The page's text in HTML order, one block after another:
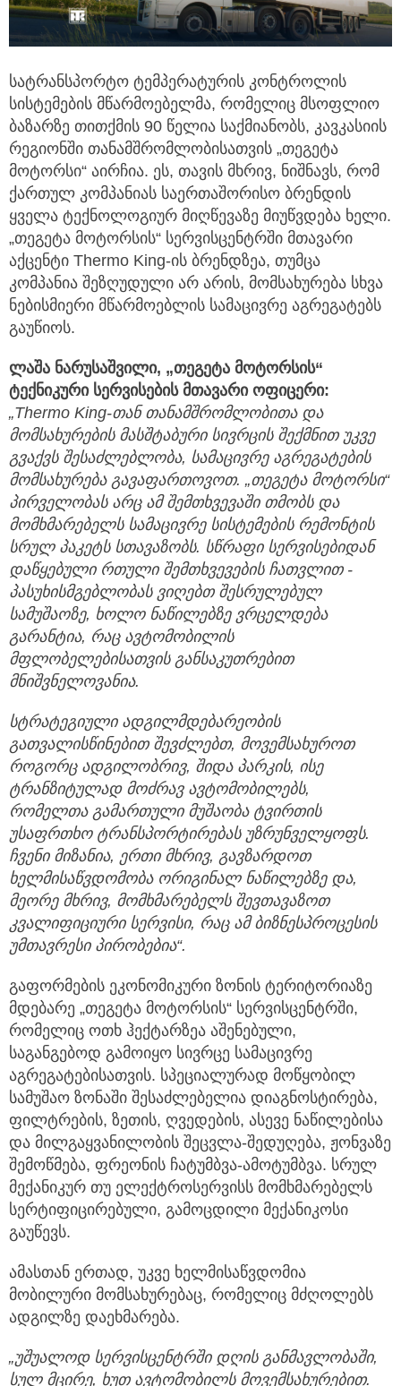
სატრანსპორტო ტემპერატურის კონტროლის
სისტემების მწარმოებელმა, რომელიც მსოფლიო
ბაზარზე თითქმის 90 წელია საქმიანობს, კავკასიის
რეგიონში თანამშრომლობისათვის „თეგეტა
მოტორსი“ აირჩია. ეს, თავის მხრივ, ნიშნავს, რომ
ქართულ კომპანიას საერთაშორისო ბრენდის
ყველა ტექნოლოგიურ მიღწევაზე მიუწვდება ხელი.
„თეგეტა მოტორსის“ სერვისცენტრში მთავარი
აქცენტი Thermo King-ის ბრენდზეა, თუმცა
კომპანია შეზღუდული არ არის, მომსახურება სხვა
ნებისმიერი მწარმოებლის სამაცივრე აგრეგატებს
გაუწიოს.
ლაშა ნარუსაშვილი, „თეგეტა მოტორსის“
ტექნიკური სერვისების მთავარი ოფიცერი:
„Thermo King-თან თანამშრომლობითა და
მომსახურების მასშტაბური სივრცის შექმნით უკვე
გვაქვს შესაძლებლობა, სამაცივრე აგრეგატების
მომსახურება გავაფართოვოთ. „თეგეტა მოტორსი“
პირველობას არც ამშემთხვევაში თმობს და
მომხმარებელს სამაცივრე სისტემების რემონტის
სრულ პაკეტს სთავაზობს. სწრაფი სერვისებიდან
დაწყებული რთული შემთხვევების ჩათვლით -
პასუხისმგებლობას ვიღებთ შესრულებულ
სამუშაოზე, ხოლო ნაწილებზე ვრცელდება
გარანტია, რაც ავტომობილის
მფლობელებისათვის განსაკუთრებით
მნიშვნელოვანია.
სტრატეგიული ადგილმდებარეობის
გათვალისწინებით შევძლებთ, მოვემსახუროთ
როგორც ადგილობრივ, შიდა პარკის, ისე
ტრანზიტულად მოძრავ ავტომობილებს,
რომელთა გამართული მუშაობა ტვირთის
უსაფრთხო ტრანსპორტირებას უზრუნველყოფს.
ჩვენი მიზანია, ერთი მხრივ, გავზარდოთ
ხელმისაწვდომობა ორიგინალ ნაწილებზე და,
მეორე მხრივ, მომხმარებელს შევთავაზოთ
კვალიფიციური სერვისი, რაც ამბიზნესპროცესის
უმთავრესი პირობებია“.
გაფორმების ეკონომიკური ზონის ტერიტორიაზე
მდებარე „თეგეტა მოტორსის“ სერვისცენტრში,
რომელიც ოთხ ჰექტარზეა აშენებული,
საგანგებოდ გამოიყო სივრცე სამაცივრე
აგრეგატებისათვის. სპეციალურად მოწყობილ
სამუშაო ზონაში შესაძლებელია დიაგნოსტირება,
ფილტრების, ზეთის, ღვედების, ასევე ნაწილებისა
და მილგაყვანილობის შეცვლა-შედუღება, ჟონვაზე
შემოწმება, ფრეონის ჩატუმბვა-ამოტუმბვა. სრულ
მექანიკურ თუ ელექტროსერვისს მომხმარებელს
სერტიფიცირებული, გამოცდილი მექანიკოსი
გაუწევს.
ამასთან ერთად, უკვე ხელმისაწვდომია
მობილური მომსახურებაც, რომელიც მძღოლებს
ადგილზე დაეხმარება.
„უშუალოდ სერვისცენტრში დღის განმავლობაში,
სულ მცირე, ხუთ ავტომობილს მოვემსახურებით.